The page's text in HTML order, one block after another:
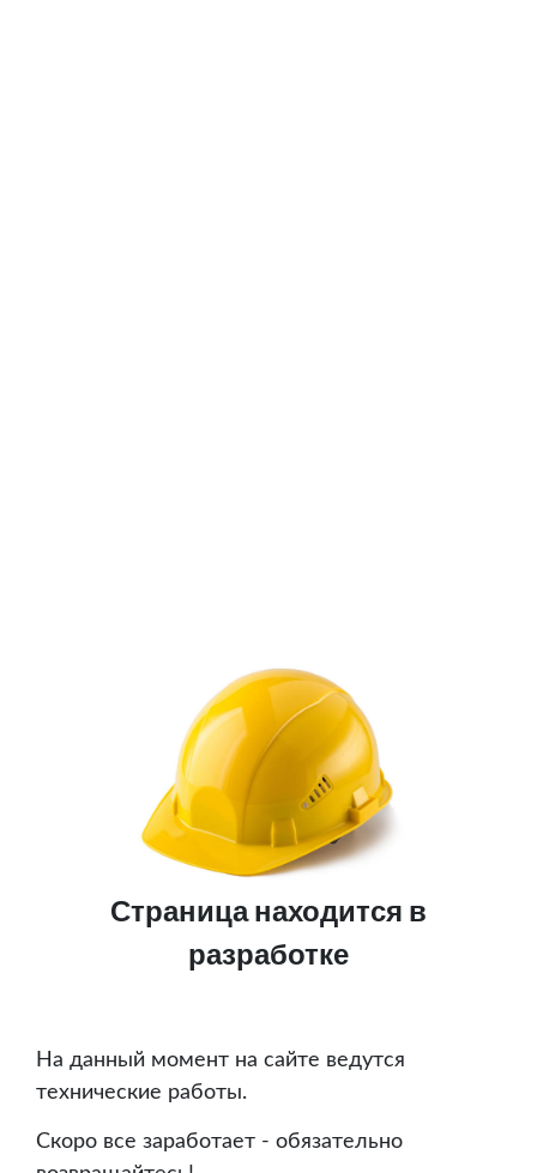
Страница находится в
разработке
На данный момент на сайте ведутся
технические работы.
Скоро все заработает - обязательно